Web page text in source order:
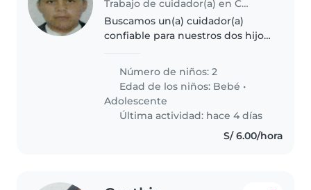
Trabajo de cuidador(a) en Comas (Departamento de Lima)
Buscamos un(a) cuidador(a)
confiable para nuestros dos hijos:
no requiere cuidados
.Necesitamos alguien que ayude
con..
Número de niños: 2
Edad de los niños: Bebé •
Adolescente
Última actividad: hace 4 días
S/ 6.00/hora